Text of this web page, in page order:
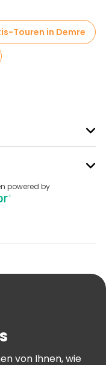
Touren in Demre
powered by
von Ihnen, wie